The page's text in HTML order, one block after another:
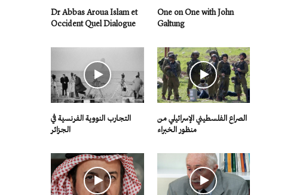
Dr Abbas Aroua Islam et
Occident Quel Dialogue
One on One with John
Galtung
التجارب النووية الفرنسية في
الجزائر
الصراع الفلسطيني الإسرائيلي من
منظور الخبراء